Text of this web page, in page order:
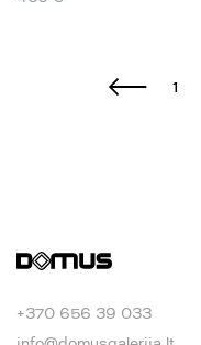
1
+370 656 39 033